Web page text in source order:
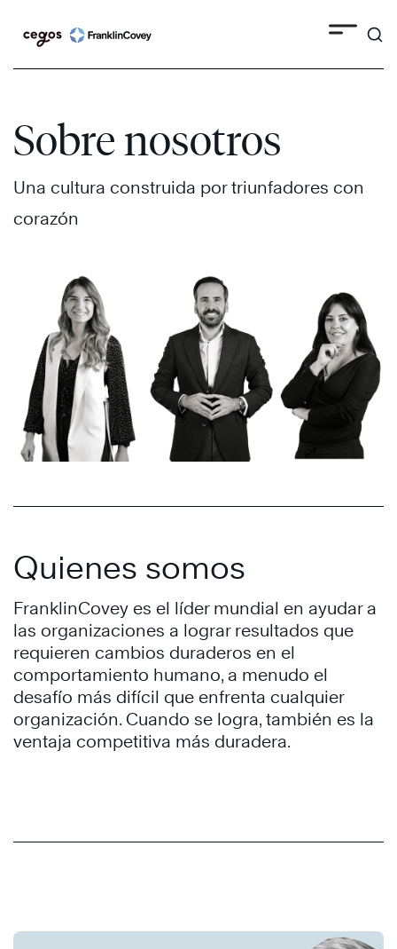
Sobre nosotros
Una cultura construida por triunfadores con
corazón
Quienes somos
FranklinCovey es el líder mundial en ayudar a
las organizaciones a lograr resultados que
requieren cambios duraderos en el
comportamiento humano, a menudo el
desafío más difícil que enfrenta cualquier
organización. Cuando se logra, también es la
ventaja competitiva más duradera.